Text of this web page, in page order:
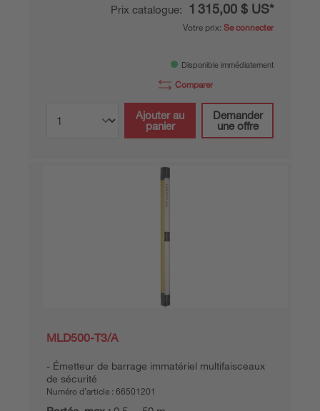
Prix catalogue: 1 315,00 $ US*
Votre prix: Se connecter
Disponible immédiatement
Comparer
Ajouter au
panier
Demander
une offre
MLD500-T3/A
Émetteur de barrage immatériel multifaisceaux
de sécurité
Numéro d’article : 66501201